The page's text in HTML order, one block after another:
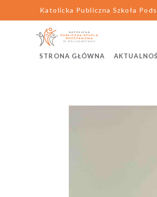
Katolicka Publiczna Szkoła
STRONA GŁÓWNA